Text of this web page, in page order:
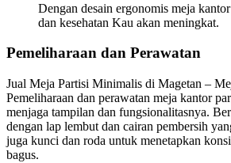
Dengan desain ergonomis meja
dan kesehatan Kau akan meningkat.
Pemeliharaan dan Perawatan
Jual Meja Partisi Minimalis di Magetan –
Pemeliharaan dan perawatan meja kantor
menjaga tampilan dan fungsionalitasnya.
dengan lap lembut dan cairan pembersih
juga kunci dan roda untuk menetapkan
bagus.